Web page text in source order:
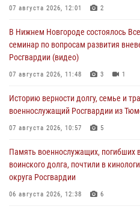
07 августа 2026, 12:01 2
В Нижнем Новгороде состоялось
семинар по вопросам развития
Росгвардии (видео)
07 августа 2026, 11:48 3 1
Историю верности долгу, семье и
военнослужащий Росгвардии из
07 августа 2026, 10:57 5
Память военнослужащих, погибших
воинского долга, почтили в
округа Росгвардии
06 августа 2026, 12:38 6